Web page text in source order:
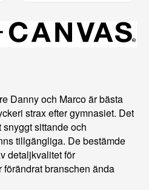
Danny och Marco är bästa
strax efter gymnasiet. Det
sittande och
tillgängliga. De bestämde
detaljkvalitet för
branschen ända